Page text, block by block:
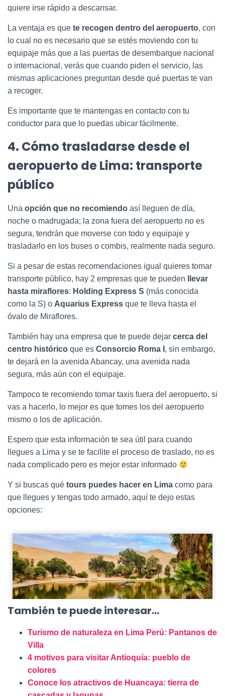
quiere irse rápido a descansar.
La ventaja es que te recogen dentro del aeropuerto, con
lo cual no es necesario que se estés moviendo con tu
equipaje más que a las puertas de desembarque nacional
o internacional, verás que cuando piden el servicio, las
mismas aplicaciones preguntan desde qué puertas te van
a recoger.
Es importante que te mantengas en contacto con tu
conductor para que lo puedas ubicar fácilmente.
4. Cómo trasladarse desde el
aeropuerto de Lima: transporte
público
Una opción que no recomiendo así lleguen de día,
noche o madrugada; la zona fuera del aeropuerto no es
segura, tendrán que moverse con todo y equipaje y
trasladarlo en los buses o combis, realmente nada seguro.
Si a pesar de estas recomendaciones igual quieres tomar
transporte público, hay 2 empresas que te pueden
llevar
hasta miraflores: Holding Express S (más conocida
como la S) o Aquarius Express que te lleva hasta el
óvalo de Miraflores.
También hay una empresa que te puede dejar cerca del
centro histórico que es Consorcio Roma I , sin embargo,
te dejará en la avenida Abancay, una avenida nada
segura, más aún con el equipaje.
Tampoco te recomiendo tomar taxis fuera del aeropuerto, si
vas a hacerlo, lo mejor es que tomes los del aeropuerto
mismo o los de aplicación.
Espero que esta información te sea útil para cuando
llegues a Lima y se te facilite el proceso de traslado, no es
nada complicado pero es mejor estar informado
Y si buscas qué tours puedes hacer en Lima como para
que llegues y tengas todo armado, aquí te dejo estas
opciones:
También te puede interesar…
Turismo de naturaleza en Lima Perú: Pantanos de
Villa
4 motivos para visitar Antioquía: pueblo de
colores
Conoce los atractivos de Huancaya: tierra de